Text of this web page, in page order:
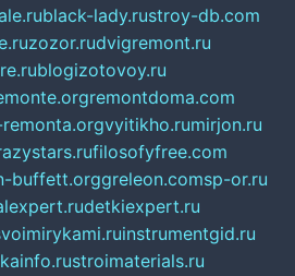
black-lady.rustroy-db.com
zozor.rudvigremont.ru
blogizotovoy.ru
remontdoma.com
vyitikho.rumirjon.ru
filosofyfree.com
buffett.orggreleon.comsp-or.ru
detkiexpert.ru
instrumentgid.ru
stroimaterials.ru